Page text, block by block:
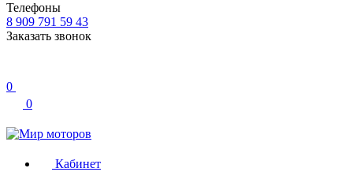
Телефоны
8 909 791 59 43
Заказать звонок
0
0
Кабинет